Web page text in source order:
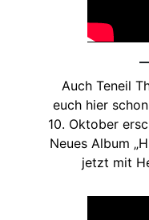
Auch Teneil
euch hier
10. Oktober
Neues Album
jetzt mit